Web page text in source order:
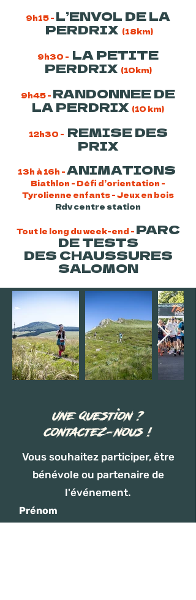
9h15 - L’ENVOL DE LA
PERDRIX (18km)
9h30 - LA PETITE
PERDRIX (10km)
9h45 - RANDONNEE DE
LA PERDRIX (10 km)
12h30 - REMISE DES
PRIX
13h à 16h -ANIMATIONS
Biathlon - Défi d’orientation -
Tyrolienne enfants - Jeux en bois​
Rdv centre station
Tout le long du week-end - PARC
DE TESTS
DES CHAUSSURES
SALOMON
Une question ?
contactez-nous !
Vous souhaitez participer, être
bénévole ou partenaire de
l'événement.
Prénom